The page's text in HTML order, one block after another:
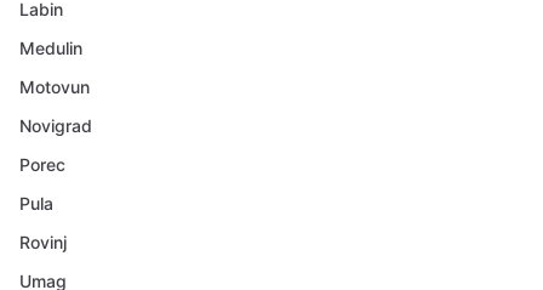
Labin
Medulin
Motovun
Novigrad
Porec
Pula
Rovinj
Umag